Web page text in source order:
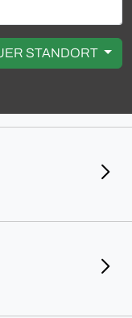
STANDORT